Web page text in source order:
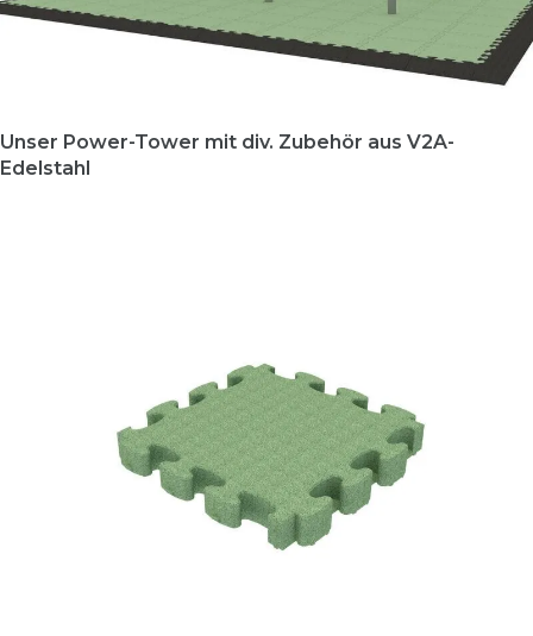
Unser Power-Tower mit div. Zubehör aus V2A-
Edelstahl